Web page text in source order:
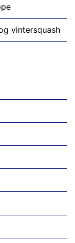
vintersquash